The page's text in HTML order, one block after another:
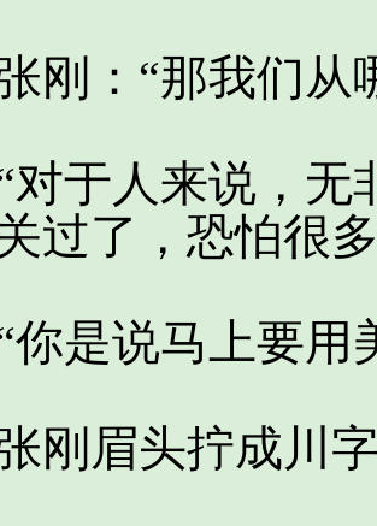
：“那我们从
人来说，无
过了，恐怕很
说马上要用
眉头拧成川字